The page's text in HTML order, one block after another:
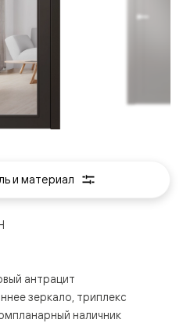
антрацит
зеркало, триплекс
наличник
и материал